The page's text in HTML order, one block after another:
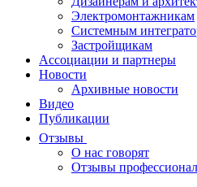
Электромонтажникам
Системным
Застройщикам
Ассоциации и партнеры
Новости
Архивные новости
Видео
Публикации
Отзывы
О нас говорят
Отзывы